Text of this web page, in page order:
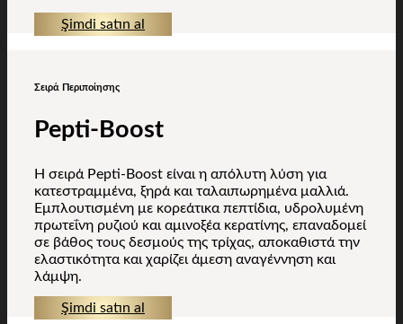
Şimdi satın al
Σειρά Περιποίησης
Pepti-Boost
H σειρά Pepti-Boost είναι η απόλυτη λύση για
κατεστραμμένα, ξηρά και ταλαιπωρημένα μαλλιά.
Εμπλουτισμένη με κορεάτικα πεπτίδια, υδρολυμένη
πρωτεΐνη ρυζιού και αμινοξέα κερατίνης, επαναδομεί
σε βάθος τους δεσμούς της τρίχας, αποκαθιστά την
ελαστικότητα και χαρίζει άμεση αναγέννηση και
λάμψη.
Şimdi satın al